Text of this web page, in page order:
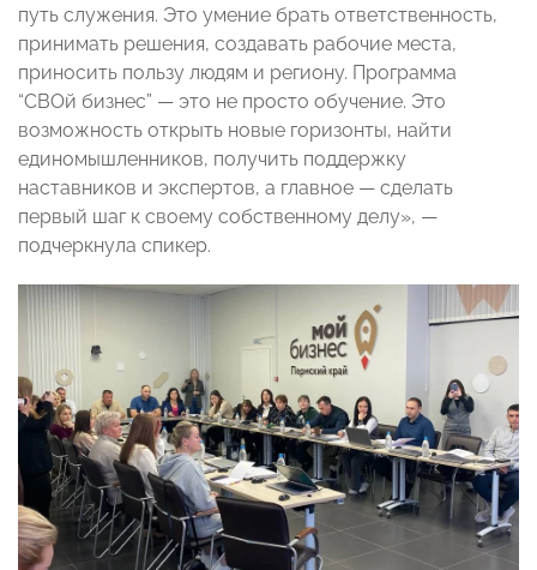
путь служения. Это умение брать ответственность,
принимать решения, создавать рабочие места,
приносить пользу людям и региону. Программа
“СВОй бизнес” — это не просто обучение. Это
возможность открыть новые горизонты, найти
единомышленников, получить поддержку
наставников и экспертов, а главное — сделать
первый шаг к своему собственному делу», —
подчеркнула спикер.